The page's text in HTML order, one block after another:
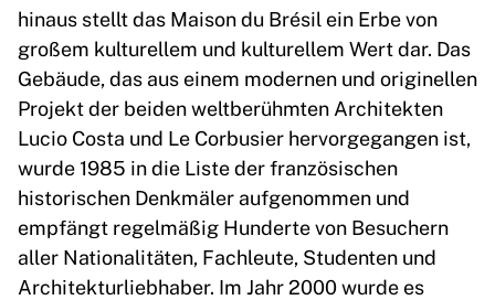
hinaus stellt das Maison du Brésil ein Erbe von
großem kulturellem und kulturellem Wert dar. Das
Gebäude, das aus einem modernen und originellen
Projekt der beiden weltberühmten Architekten
Lucio Costa und Le Corbusier hervorgegangen ist,
wurde 1985 in die Liste der französischen
historischen Denkmäler aufgenommen und
empfängt regelmäßig Hunderte von Besuchern
aller Nationalitäten, Fachleute, Studenten und
Architekturliebhaber. Im Jahr 2000 wurde es